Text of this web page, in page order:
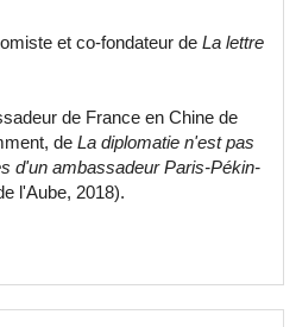
et co-fondateur de La lettre
de France en Chine de
de La diplomatie n'est pas
d'un ambassadeur Paris-Pékin-
l'Aube, 2018).